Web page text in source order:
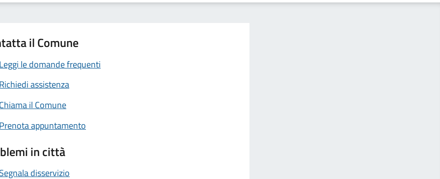
il Comune
le domande frequenti
assistenza
il Comune
appuntamento
in città
disservizio